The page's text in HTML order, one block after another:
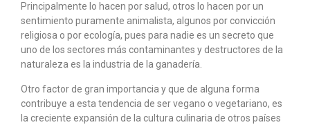
Principalmente lo hacen por salud, otros lo hacen por un
sentimiento puramente animalista, algunos por convicción
religiosa o por ecología, pues para nadie es un secreto que
uno de los sectores más contaminantes y destructores de la
naturaleza es la industria de la ganadería.
Otro factor de gran importancia y que de alguna forma
contribuye a esta tendencia de ser vegano o vegetariano, es
la creciente expansión de la cultura culinaria de otros países